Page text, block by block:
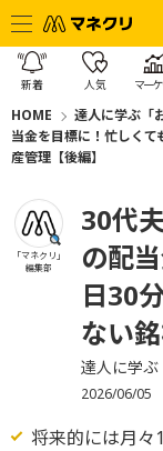
新着 人気 マー
HOME 達人に学ぶ「
当金を目標に！忙しく
産管理【後編】
「マネクリ」
編集部
30代
の配
日30
ない
達人に学ぶ
2026/06/05
将来的には月々